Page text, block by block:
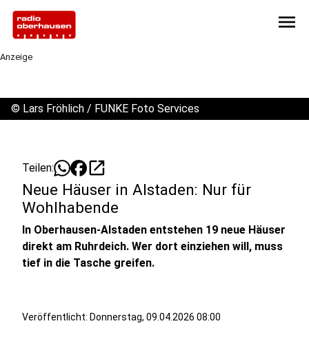
menu
Anzeige
© Lars Fröhlich / FUNKE Foto Services
Teilen: open_in_new
Neue Häuser in Alstaden: Nur für
Wohlhabende
In Oberhausen-Alstaden entstehen 19 neue Häuser
direkt am Ruhrdeich. Wer dort einziehen will, muss
tief in die Tasche greifen.
Veröffentlicht: Donnerstag, 09.04.2026 08:00